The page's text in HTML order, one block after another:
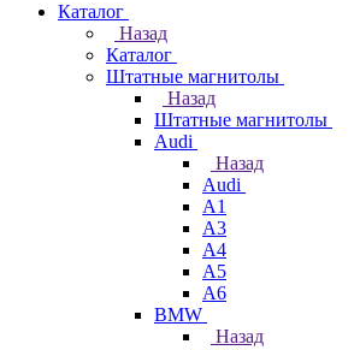
Каталог
Назад
Каталог
Штатные магнитолы
Назад
Штатные магнитолы
Audi
Назад
Audi
A1
A3
A4
A5
A6
BMW
Назад